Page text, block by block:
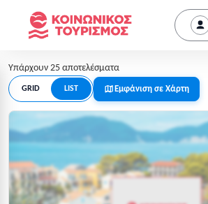
Υπάρχουν 25 αποτελέσματα
GRID LIST Εμφάνιση σε Χάρτη